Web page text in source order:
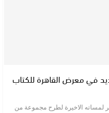
في معرض القاهرة للكتاب
لمساته الاخيرة لطرح مجموعة من